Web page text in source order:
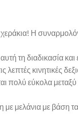
χεράκια! Η
τη διαδικασία
λεπτές κινητικές
πολύ εύκολα μεταξύ
μελάνια με βάση